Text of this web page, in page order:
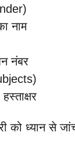
नाम
नंबर
को ध्यान से